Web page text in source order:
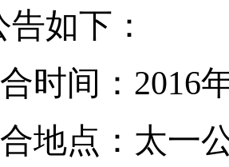
如下：
时间： 2016
地点：太一